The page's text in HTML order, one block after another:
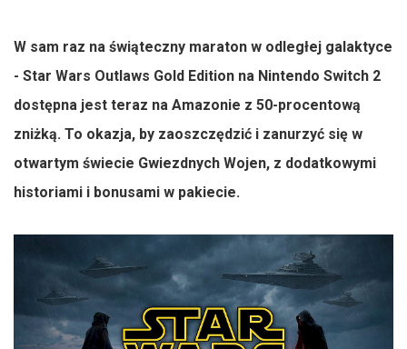
W sam raz na świąteczny maraton w odległej galaktyce
- Star Wars Outlaws Gold Edition na Nintendo Switch 2
dostępna jest teraz na Amazonie z 50-procentową
zniżką. To okazja, by zaoszczędzić i zanurzyć się w
otwartym świecie Gwiezdnych Wojen, z dodatkowymi
historiami i bonusami w pakiecie.